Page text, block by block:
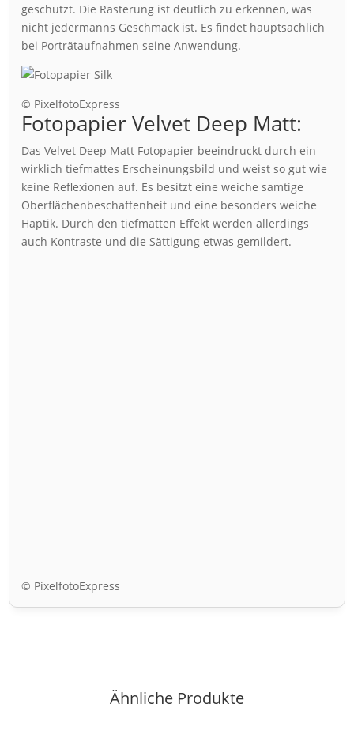
geschützt. Die Rasterung ist deutlich zu erkennen, was
nicht jedermanns Geschmack ist. Es findet hauptsächlich
bei Porträtaufnahmen seine Anwendung.
© PixelfotoExpress
Fotopapier Velvet Deep Matt:
Das Velvet Deep Matt Fotopapier beeindruckt durch ein
wirklich tiefmattes Erscheinungsbild und weist so gut wie
keine Reflexionen auf. Es besitzt eine weiche samtige
Oberflächenbeschaffenheit und eine besonders weiche
Haptik. Durch den tiefmatten Effekt werden allerdings
auch Kontraste und die Sättigung etwas gemildert.
© PixelfotoExpress
Ähnliche Produkte